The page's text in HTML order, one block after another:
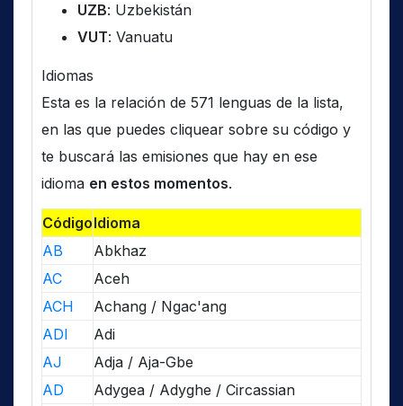
UZB: Uzbekistán
VUT: Vanuatu
Idiomas
Esta es la relación de 571 lenguas de la lista,
en las que puedes cliquear sobre su código y
te buscará las emisiones que hay en ese
idioma en estos momentos.
CódigoIdioma
AB
Abkhaz
AC
Aceh
ACH
Achang / Ngac'ang
ADI
Adi
AJ
Adja / Aja-Gbe
AD
Adygea / Adyghe / Circassian